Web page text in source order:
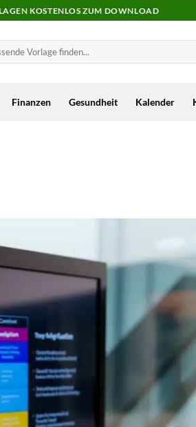
KOSTENLOS ZUM DOWNLOAD
Finanzen Gesundheit Kalender